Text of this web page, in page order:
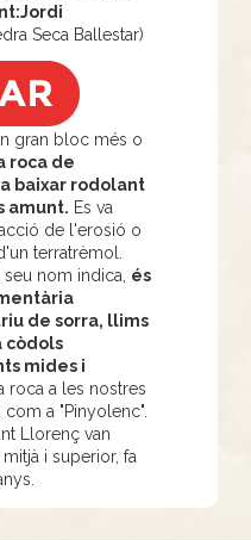
Seca Ballestar)
gran bloc més o
roca de
baixar rodolant
amunt. Es va
de l'erosió o
terratrèmol.
nom indica, és
de sorra, llims
còdols
mides i
roca a les nostres
a "Pinyolenc".
Llorenç van
i superior, fa